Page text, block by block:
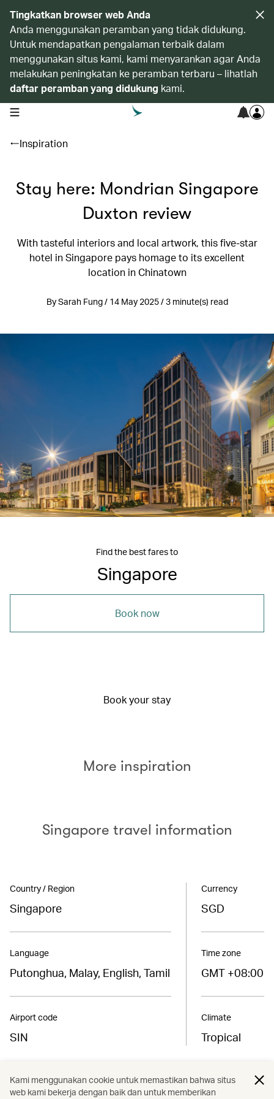
Tingkatkan browser web Anda
Anda menggunakan peramban yang tidak didukung.
Untuk mendapatkan pengalaman terbaik dalam
menggunakan situs kami, kami menyarankan agar Anda
melakukan peningkatan ke peramban terbaru – lihatlah
daftar peramban yang didukung kami.
open navigation menu
Inspiration
Stay here: Mondrian Singapore
Duxton review
With tasteful interiors and local artwork, this five-star
hotel in Singapore pays homage to its excellent
location in Chinatown
By Sarah Fung / 14 May 2025 / 3 minute(s) read
Find the best fares to
Singapore
Book now
Book your stay
More inspiration
Singapore travel information
Country / Region
Singapore
Language
Putonghua, Malay, English, Tamil
Airport code
SIN
Currency
SGD
Time zone
GMT +08:00
Climate
Tropical
Find the best fares to
Kami menggunakan cookie untuk memastikan bahwa situs
web kami bekerja dengan baik dan untuk memberikan